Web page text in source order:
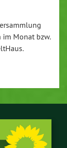
im Monat bzw.